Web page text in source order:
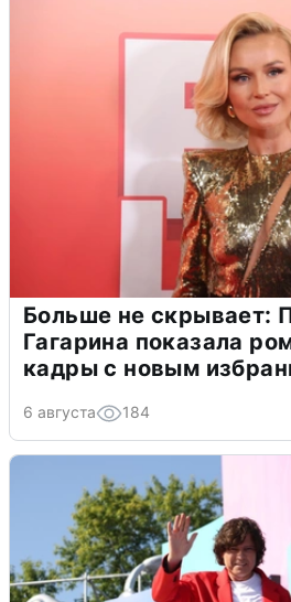
Больше не скрывает:
Гагарина показала
кадры с новым
6 августа 184